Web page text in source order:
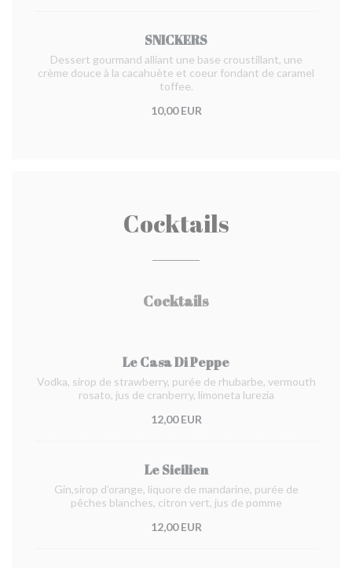
SNICKERS
Dessert gourmand alliant une base croustillant, une
crème douce à la cacahuète et coeur fondant de caramel
toffee.
10,00 EUR
Cocktails
Cocktails
Le Casa Di Peppe
Vodka, sirop de strawberry, purée de rhubarbe, vermouth
rosato, jus de cranberry, limoneta lurezia
12,00 EUR
Le Sicilien
Gin,sirop d’orange, liquore de mandarine, purée de
pêches blanches, citron vert, jus de pomme
12,00 EUR